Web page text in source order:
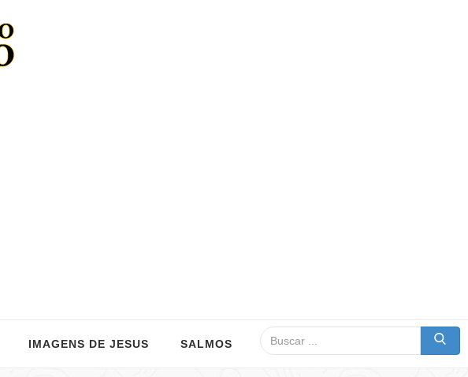
IMAGENS DE JESUS SALMOS